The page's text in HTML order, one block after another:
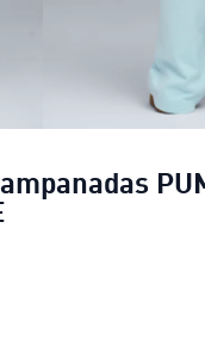
niñas acampanadas